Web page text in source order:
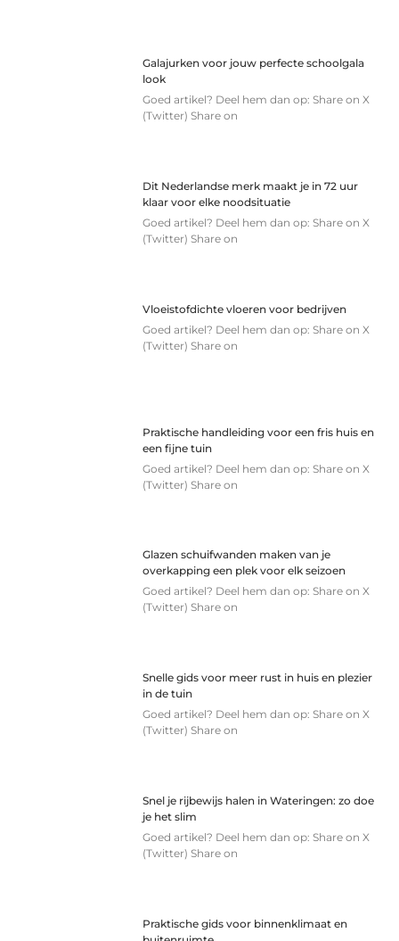
Galajurken voor jouw perfecte schoolgala
look
Goed artikel? Deel hem dan op: Share on X
(Twitter) Share on
Dit Nederlandse merk maakt je in 72 uur
klaar voor elke noodsituatie
Goed artikel? Deel hem dan op: Share on X
(Twitter) Share on
Vloeistofdichte vloeren voor bedrijven
Goed artikel? Deel hem dan op: Share on X
(Twitter) Share on
Praktische handleiding voor een fris huis en
een fijne tuin
Goed artikel? Deel hem dan op: Share on X
(Twitter) Share on
Glazen schuifwanden maken van je
overkapping een plek voor elk seizoen
Goed artikel? Deel hem dan op: Share on X
(Twitter) Share on
Snelle gids voor meer rust in huis en plezier
in de tuin
Goed artikel? Deel hem dan op: Share on X
(Twitter) Share on
Snel je rijbewijs halen in Wateringen: zo doe
je het slim
Goed artikel? Deel hem dan op: Share on X
(Twitter) Share on
Praktische gids voor binnenklimaat en